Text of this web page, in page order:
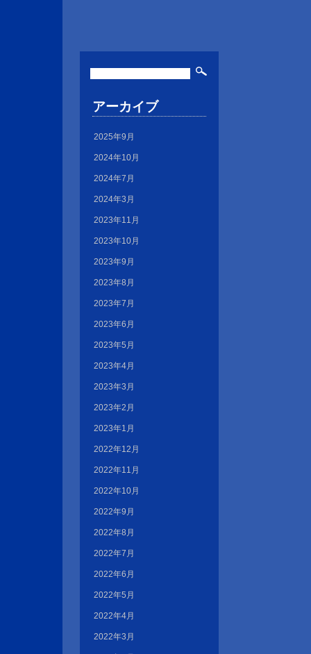
アーカイブ
2025年9月
2024年10月
2024年7月
2024年3月
2023年11月
2023年10月
2023年9月
2023年8月
2023年7月
2023年6月
2023年5月
2023年4月
2023年3月
2023年2月
2023年1月
2022年12月
2022年11月
2022年10月
2022年9月
2022年8月
2022年7月
2022年6月
2022年5月
2022年4月
2022年3月